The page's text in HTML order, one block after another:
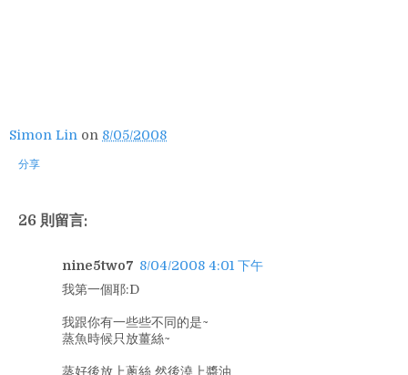
Simon Lin on 8/05/2008
分享
26 則留言:
nine5two7 8/04/2008 4:01 下午
我第一個耶:D
我跟你有一些些不同的是~
蒸魚時候只放薑絲~
蒸好後放上蔥絲 然後澆上醬油